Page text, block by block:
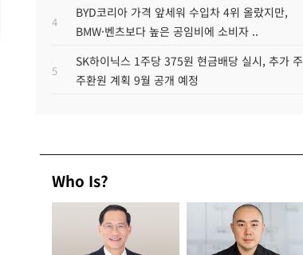
4
BYD코리아 가격 앞세워 수입차 4위 올랐지만,
BMW·벤츠보다 높은 공임비에 소비자 ..
5
SK하이닉스 1주당 375원 현금배당 실시, 추가 주
주환원 계획 9월 공개 예정
Who Is?